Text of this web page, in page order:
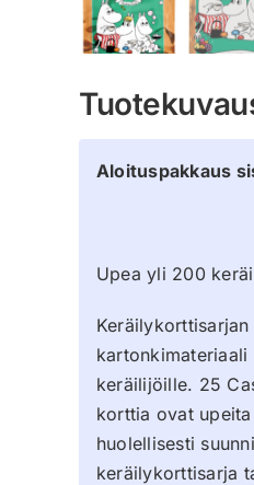
Aloituspakkaus
Upea yli 200
keräilijöille. 25
korttia ovat
huolellisesti
keräilykorttisarja